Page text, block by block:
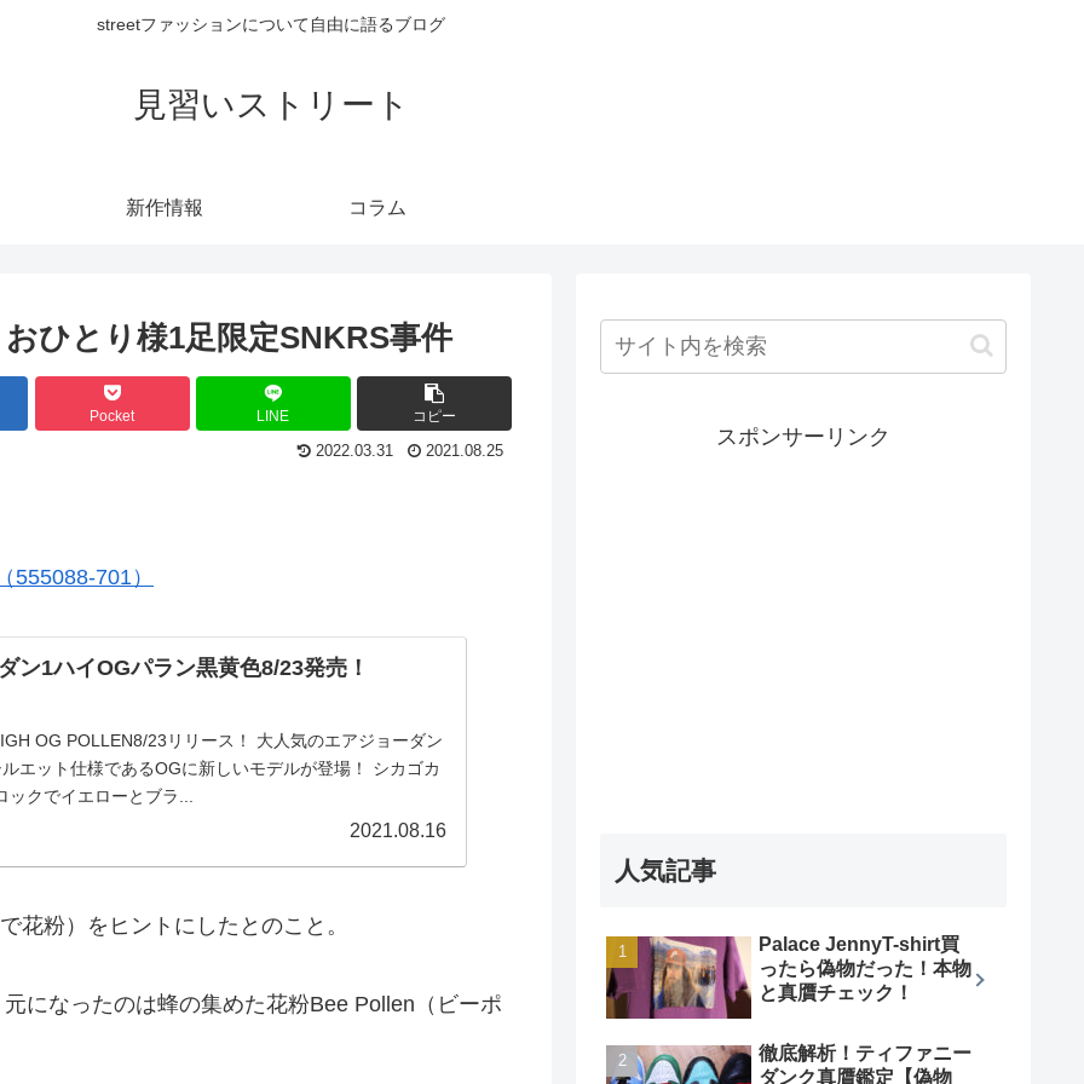
streetファッションについて自由に語るブログ
見習いストリート
新作情報 コラム
ひとり様1足限定SNKRS事件
Pocket LINE コピー
2022.03.31 2021.08.25
555088-701）
ン1ハイOGパラン黒黄色8/23発売！
23リリース！ 大人気のエアジョーダン
ット仕様であるOGに新しいモデルが登場！ シカゴカ
ックでイエローとブラ...
2021.08.16
花粉）をヒントにしたとのこと。
になったのは蜂の集めた花粉Bee Pollen（ビーポ
スポンサーリンク
人気記事
Palace JennyT-shirt買
ったら偽物だった！本物
と真贋チェック！
徹底解析！ティファニー
ダンク真贋鑑定【偽物